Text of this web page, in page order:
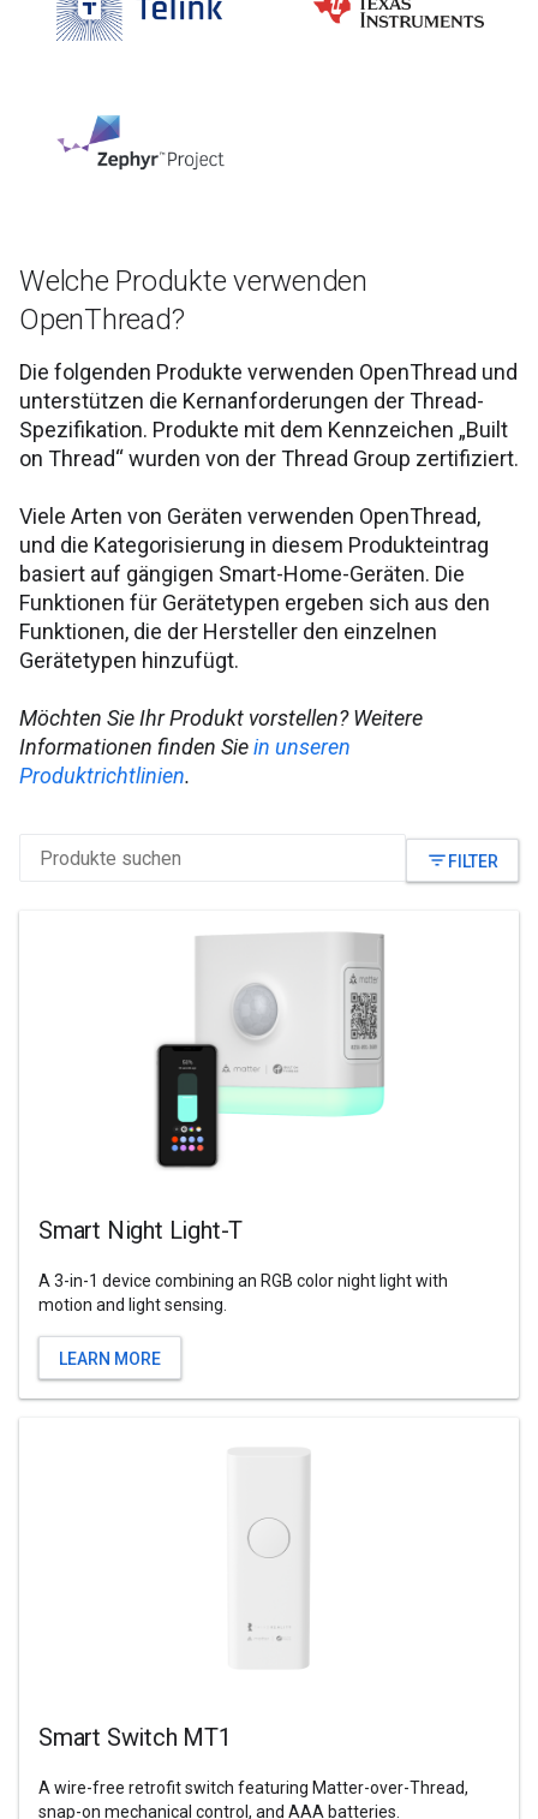
Welche Produkte verwenden
OpenThread?
Die folgenden Produkte verwenden OpenThread und
unterstützen die Kernanforderungen der Thread-
Spezifikation. Produkte mit dem Kennzeichen „Built
on Thread“ wurden von der Thread Group zertifiziert.
Viele Arten von Geräten verwenden OpenThread,
und die Kategorisierung in diesem Produkteintrag
basiert auf gängigen Smart-Home-Geräten. Die
Funktionen für Gerätetypen ergeben sich aus den
Funktionen, die der Hersteller den einzelnen
Gerätetypen hinzufügt.
Möchten Sie Ihr Produkt vorstellen? Weitere
Informationen finden Siein unseren
Produktrichtlinien.
filter_list FILTER
Smart Night Light-T
A 3-in-1 device combining an RGB color night light with
motion and light sensing.
LEARN MORE
Smart Switch MT1
A wire-free retrofit switch featuring Matter-over-Thread,
snap-on mechanical control, and AAA batteries.